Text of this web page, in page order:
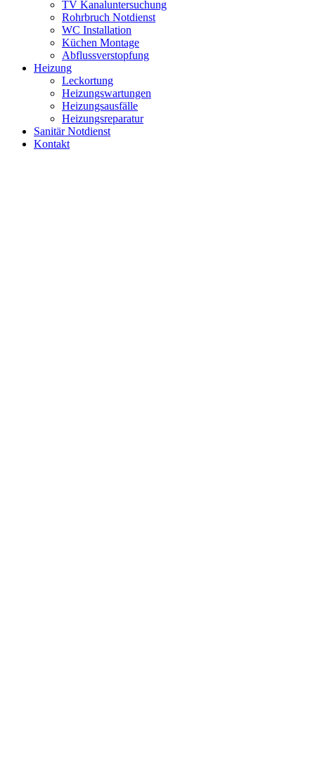
TV Kanaluntersuchung
Rohrbruch Notdienst
WC Installation
Küchen Montage
Abflussverstopfung
Heizung
Leckortung
Heizungswartungen
Heizungsausfälle
Heizungsreparatur
Sanitär Notdienst
Kontakt